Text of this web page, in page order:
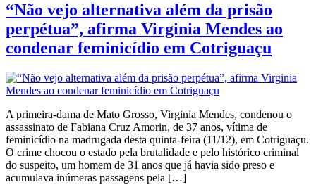
“Não vejo alternativa além da prisão
perpétua”, afirma Virginia Mendes ao
condenar feminicídio em Cotriguaçu
A primeira-dama de Mato Grosso, Virginia Mendes, condenou o
assassinato de Fabiana Cruz Amorin, de 37 anos, vítima de
feminicídio na madrugada desta quinta-feira (11/12), em Cotriguaçu.
O crime chocou o estado pela brutalidade e pelo histórico criminal
do suspeito, um homem de 31 anos que já havia sido preso e
acumulava inúmeras passagens pela […]